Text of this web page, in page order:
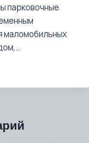
парковочные
маломобильных